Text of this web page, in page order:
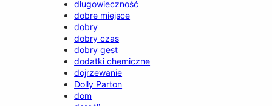
długowieczność
dobre miejsce
dobry
dobry czas
dobry gest
dodatki chemiczne
dojrzewanie
Dolly Parton
dom